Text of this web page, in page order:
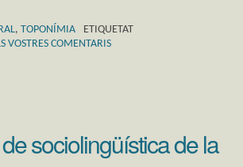
, TOPONÍMIA
ETIQUETAT
VOSTRES COMENTARIS
sociolingüística de la